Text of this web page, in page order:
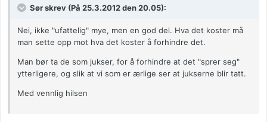
Sør skrev (På 25.3.2012 den 20.05):
Nei, ikke "ufattelig" mye, men en god del. Hva det koster må
man sette opp mot hva det koster å forhindre det.
Man bør ta de som jukser, for å forhindre at det "sprer seg"
ytterligere, og slik at vi som er ærlige ser at jukserne blir tatt.
Med vennlig hilsen